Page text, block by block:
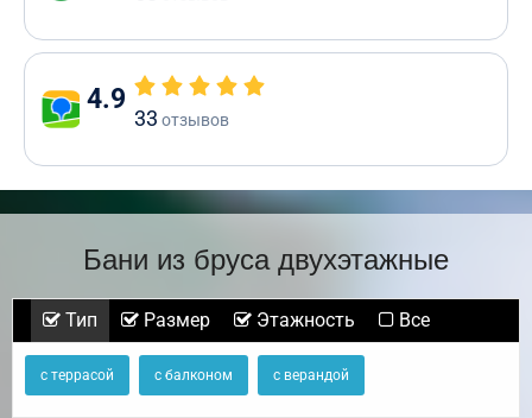
4.9
33 отзывов
Бани из бруса двухэтажные
Тип Размер Этажность Все
с террасой с балконом с верандой